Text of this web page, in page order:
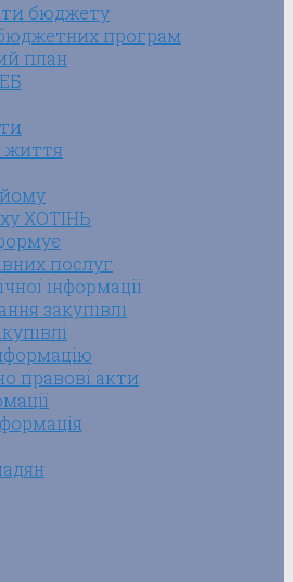
бюджету
програм
план
життя
ХОТІНЬ
послуг
інформації
закупівлі
правові акти